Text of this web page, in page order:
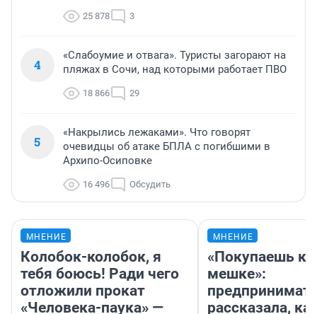
25 878 3
4
«Слабоумие и отвага». Туристы загорают на
пляжах в Сочи, над которыми работает ПВО
18 866 29
5
«Накрылись лежаками». Что говорят
очевидцы об атаке БПЛА с погибшими в
Архипо-Осиповке
16 496 Обсудить
МНЕНИЕ
Колобок-колобок, я
тебя боюсь! Ради чего
отложили прокат
«Человека-паука» —
МНЕНИЕ
«Покупаешь
мешке»:
рассказала,